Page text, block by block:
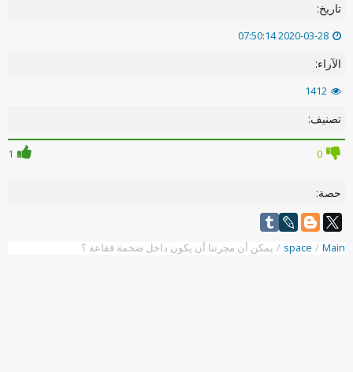
تاريخ:
2020-03-28 07:50:14
الآراء:
1412
تصنيف:
1 0
حصة:
Main
/
space
/ يمكن أن مجرتنا أن يكون داخل ضخمة فقاعة ؟